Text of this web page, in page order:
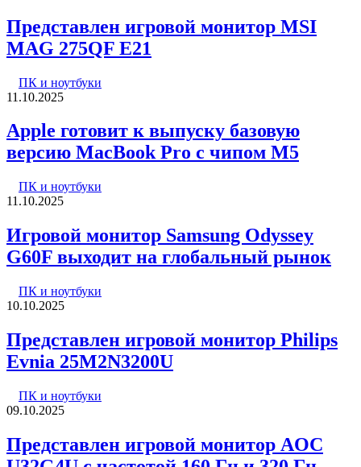
Представлен игровой монитор MSI
MAG 275QF E21
ПК и ноутбуки
11.10.2025
Apple готовит к выпуску базовую
версию MacBook Pro с чипом M5
ПК и ноутбуки
11.10.2025
Игровой монитор Samsung Odyssey
G60F выходит на глобальный рынок
ПК и ноутбуки
10.10.2025
Представлен игровой монитор Philips
Evnia 25M2N3200U
ПК и ноутбуки
09.10.2025
Представлен игровой монитор AOC